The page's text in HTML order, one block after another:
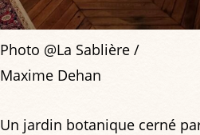
Photo @La Sablière /
Maxime Dehan
Un jardin botanique cerné